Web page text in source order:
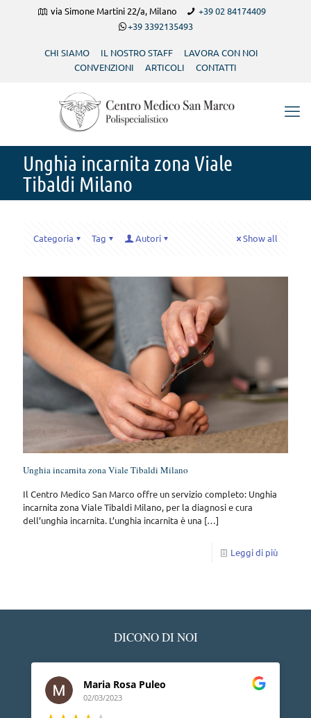
via Simone Martini 22/a, Milano
+39 02 84174409
+39 3392135493
CHI SIAMO IL NOSTRO STAFF
LAVORA CON NOI
CONVENZIONI
ARTICOLI CONTATTI
Unghia incarnita zona Viale
Tibaldi Milano
Categoria Tag Autori Show all
Unghia incarnita zona Viale Tibaldi Milano
Il Centro Medico San Marco offre un servizio completo: Unghia
incarnita zona Viale Tibaldi Milano, per la diagnosi e cura
dell’unghia incarnita. L’unghia incarnita è una […]
Leggi di più
DICONO DI NOI
Maria Rosa Puleo
02/03/2023